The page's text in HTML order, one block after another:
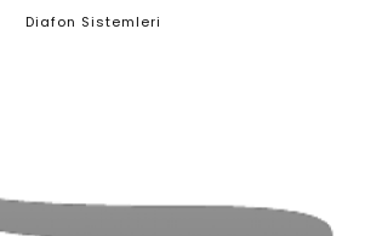
Diafon Sistemleri